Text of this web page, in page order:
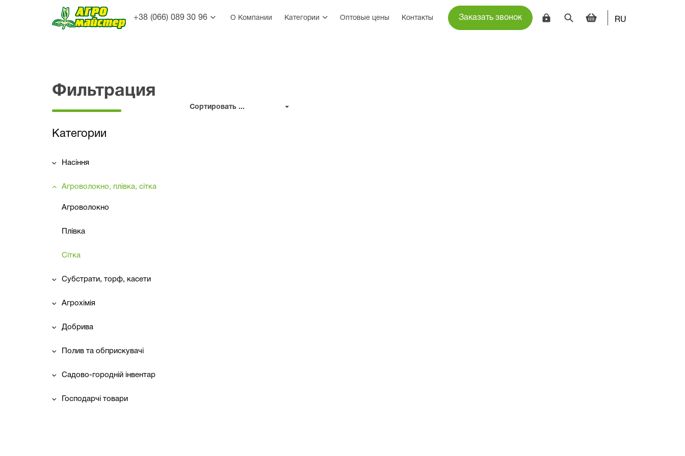
+38 (066) 089 30 96 О Компании Категории Оптовые цены Контакты Заказать звонок RU
Фильтрация
Категории
Насіння
Агроволокно, плівка, сітка
Агроволокно
Плівка
Сітка
Субстрати, торф, касети
Агрохімія
Добрива
Полив та обприскувачі
Садово-городній інвентар
Господарчі товари
Сортировать ...